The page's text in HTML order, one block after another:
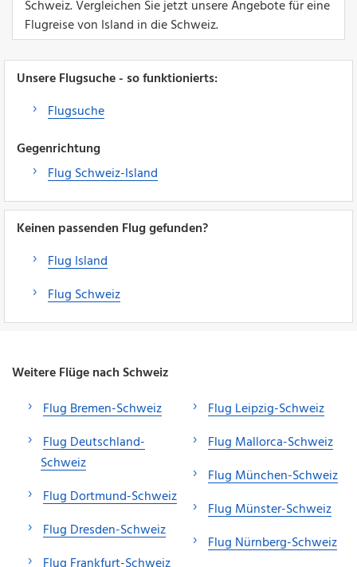
Schweiz. Vergleichen Sie jetzt unsere Angebote für eine
Flugreise von Island in die Schweiz.
Unsere Flugsuche - so funktionierts:
Flugsuche
Gegenrichtung
Flug Schweiz-Island
Keinen passenden Flug gefunden?
Flug Island
Flug Schweiz
Weitere Flüge nach Schweiz
Flug Bremen-Schweiz
Flug Deutschland-
Schweiz
Flug Dortmund-Schweiz
Flug Dresden-Schweiz
Flug Leipzig-Schweiz
Flug Mallorca-Schweiz
Flug München-Schweiz
Flug Münster-Schweiz
Flug Nürnberg-Schweiz